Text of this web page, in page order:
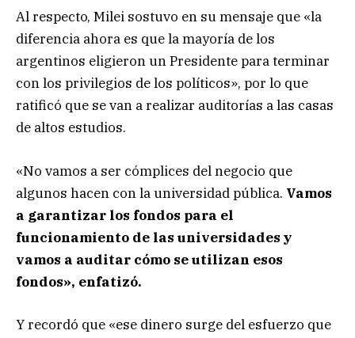
Al respecto, Milei sostuvo en su mensaje que «la
diferencia ahora es que la mayoría de los
argentinos eligieron un Presidente para terminar
con los privilegios de los políticos», por lo que
ratificó que se van a realizar auditorías a las casas
de altos estudios.
«No vamos a ser cómplices del negocio que
algunos hacen con la universidad pública. Vamos
a garantizar los fondos para el
funcionamiento de las universidades y
vamos a auditar cómo se utilizan esos
fondos», enfatizó.
Y recordó que «ese dinero surge del esfuerzo que